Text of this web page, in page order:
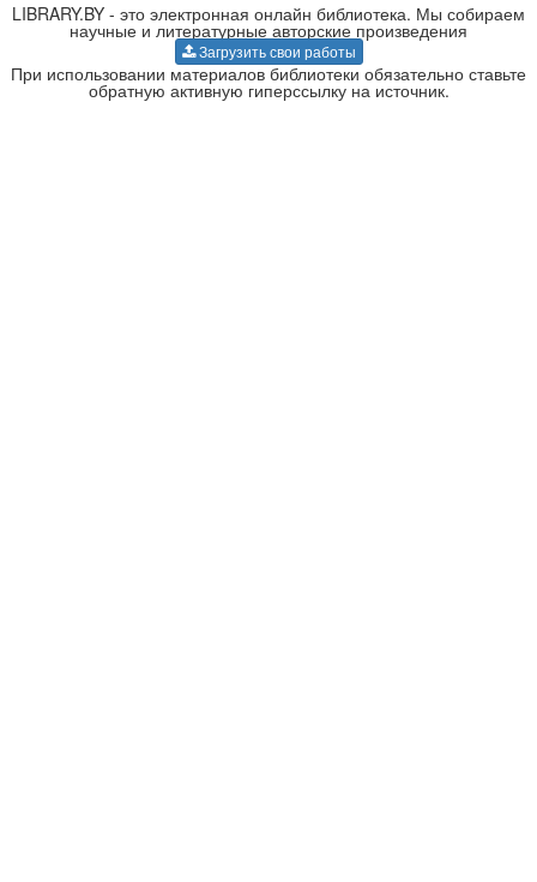
LIBRARY.BY - это электронная онлайн библиотека. Мы собираем
научные и литературные авторские произведения
Загрузить свои работы
При использовании материалов библиотеки обязательно ставьте
обратную активную гиперссылку на источник.